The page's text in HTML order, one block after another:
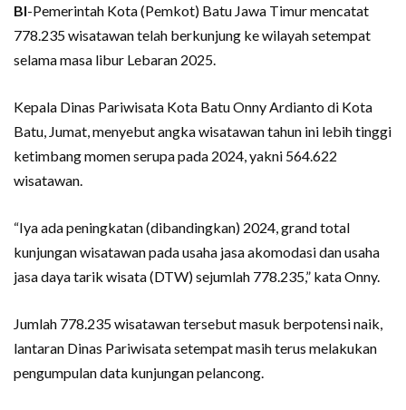
BI-Pemerintah Kota (Pemkot) Batu Jawa Timur mencatat
778.235 wisatawan telah berkunjung ke wilayah setempat
selama masa libur Lebaran 2025.
Kepala Dinas Pariwisata Kota Batu Onny Ardianto di Kota
Batu, Jumat, menyebut angka wisatawan tahun ini lebih tinggi
ketimbang momen serupa pada 2024, yakni 564.622
wisatawan.
“Iya ada peningkatan (dibandingkan) 2024, grand total
kunjungan wisatawan pada usaha jasa akomodasi dan usaha
jasa daya tarik wisata (DTW) sejumlah 778.235,” kata Onny.
Jumlah 778.235 wisatawan tersebut masuk berpotensi naik,
lantaran Dinas Pariwisata setempat masih terus melakukan
pengumpulan data kunjungan pelancong.